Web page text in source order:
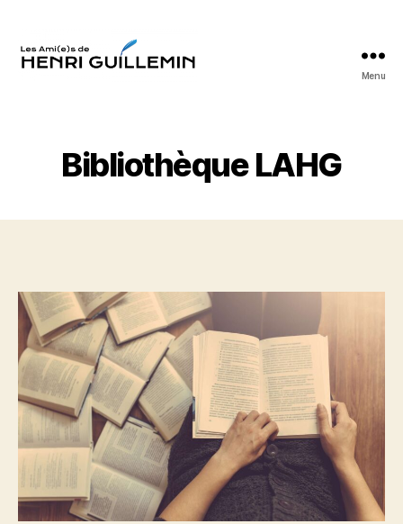
Guillemin
Menu
Bibliothèque LAHG